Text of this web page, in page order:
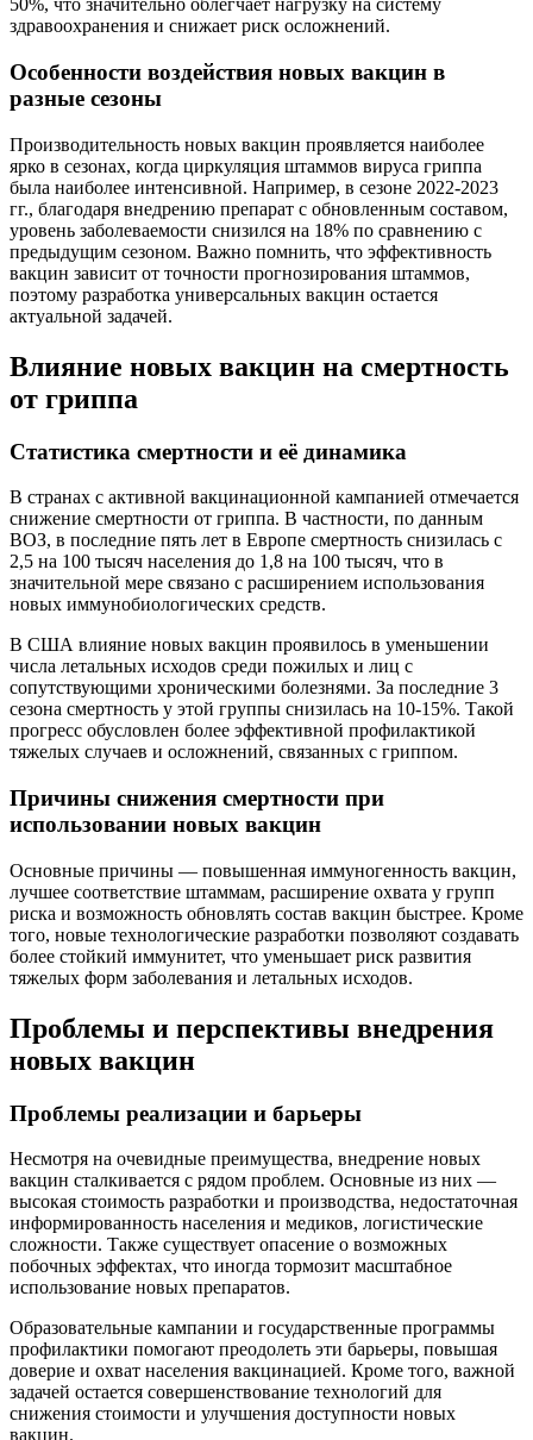
50%, что значительно облегчает нагрузку на систему
здравоохранения и снижает риск осложнений.
Особенности воздействия новых вакцин в
разные сезоны
Производительность новых вакцин проявляется наиболее
ярко в сезонах, когда циркуляция штаммов вируса гриппа
была наиболее интенсивной. Например, в сезоне 2022-2023
гг., благодаря внедрению препарат с обновленным составом,
уровень заболеваемости снизился на 18% по сравнению с
предыдущим сезоном. Важно помнить, что эффективность
вакцин зависит от точности прогнозирования штаммов,
поэтому разработка универсальных вакцин остается
актуальной задачей.
Влияние новых вакцин на смертность
от гриппа
Статистика смертности и её динамика
В странах с активной вакцинационной кампанией отмечается
снижение смертности от гриппа. В частности, по данным
ВОЗ, в последние пять лет в Европе смертность снизилась с
2,5 на 100 тысяч населения до 1,8 на 100 тысяч, что в
значительной мере связано с расширением использования
новых иммунобиологических средств.
В США влияние новых вакцин проявилось в уменьшении
числа летальных исходов среди пожилых и лиц с
сопутствующими хроническими болезнями. За последние 3
сезона смертность у этой группы снизилась на 10-15%. Такой
прогресс обусловлен более эффективной профилактикой
тяжелых случаев и осложнений, связанных с гриппом.
Причины снижения смертности при
использовании новых вакцин
Основные причины — повышенная иммуногенность вакцин,
лучшее соответствие штаммам, расширение охвата у групп
риска и возможность обновлять состав вакцин быстрее. Кроме
того, новые технологические разработки позволяют создавать
более стойкий иммунитет, что уменьшает риск развития
тяжелых форм заболевания и летальных исходов.
Проблемы и перспективы внедрения
новых вакцин
Проблемы реализации и барьеры
Несмотря на очевидные преимущества, внедрение новых
вакцин сталкивается с рядом проблем. Основные из них —
высокая стоимость разработки и производства, недостаточная
информированность населения и медиков, логистические
сложности. Также существует опасение о возможных
побочных эффектах, что иногда тормозит масштабное
использование новых препаратов.
Образовательные кампании и государственные программы
профилактики помогают преодолеть эти барьеры, повышая
доверие и охват населения вакцинацией. Кроме того, важной
задачей остается совершенствование технологий для
снижения стоимости и улучшения доступности новых
вакцин.